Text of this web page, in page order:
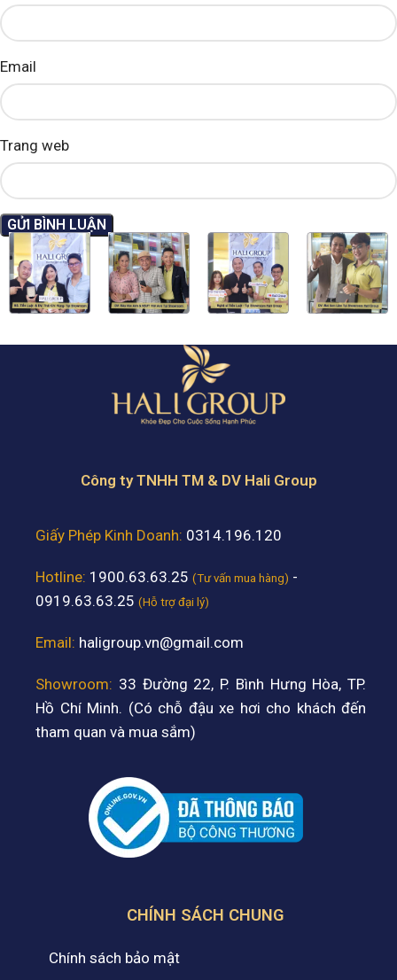
Email
Trang web
Công ty TNHH TM & DV Hali Group
Giấy Phép Kinh Doanh: 0314.196.120
Hotline: 1900.63.63.25 (Tư vấn mua hàng) -
0919.63.63.25 (Hỗ trợ đại lý)
Email: haligroup.vn@gmail.com
Showroom: 33 Đường 22, P. Bình Hưng Hòa, TP.
Hồ Chí Minh. (Có chỗ đậu xe hơi cho khách đến
tham quan và mua sắm)
CHÍNH SÁCH CHUNG
Chính sách bảo mật